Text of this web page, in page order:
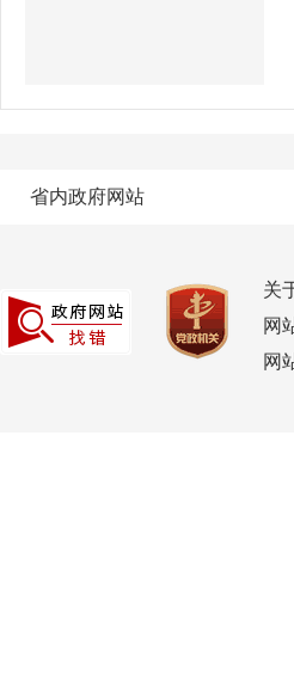
省内政府网站
关
网
网